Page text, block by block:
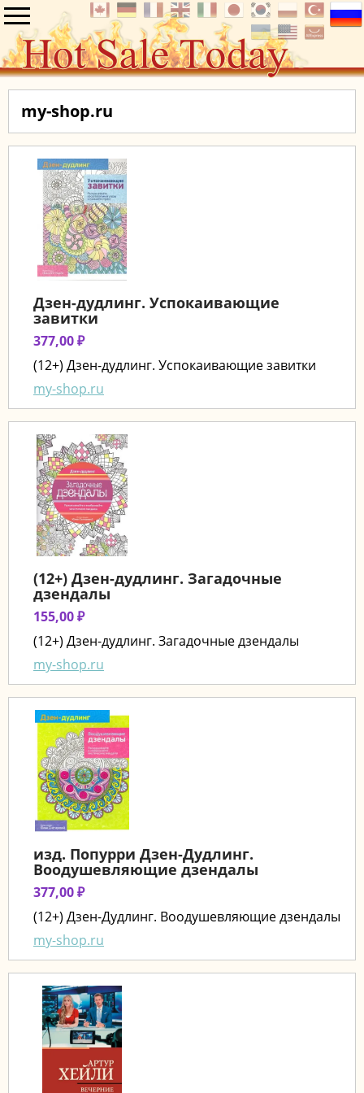
my-shop.ru
Дзен-дудлинг. Успокаивающие
завитки
377,00 ₽
(12+) Дзен-дудлинг. Успокаивающие завитки
my-shop.ru
(12+) Дзен-дудлинг. Загадочные
дзендалы
155,00 ₽
(12+) Дзен-дудлинг. Загадочные дзендалы
my-shop.ru
изд. Попурри Дзен-Дудлинг.
Воодушевляющие дзендалы
377,00 ₽
(12+) Дзен-Дудлинг. Воодушевляющие дзендалы
my-shop.ru